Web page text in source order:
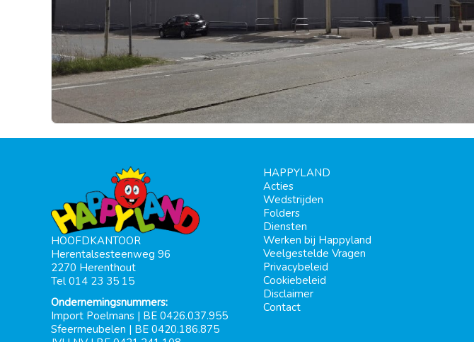
HOOFDKANTOOR
Herentalsesteenweg 96
2270 Herenthout
Tel 014 23 35 15
Ondernemingsnummers:
Import Poelmans | BE 0426.037.955
Sfeermeubelen | BE 0420.186.875
HAPPYLAND
Acties
Wedstrijden
Folders
Diensten
Werken bij Happyland
Veelgestelde Vragen
Privacybeleid
Cookiebeleid
Disclaimer
Contact